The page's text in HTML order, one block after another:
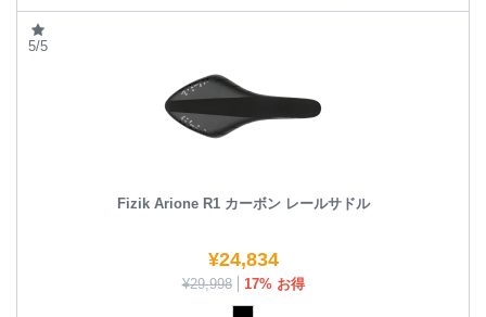
5/5
Fizik Arione R1 カーボン レールサドル
¥24,834
¥29,998 17% お得